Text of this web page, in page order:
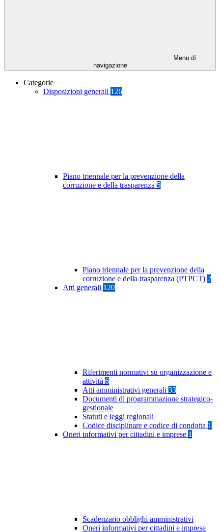
Menu di
navigazione
Categorie
Disposizioni generali 126
Piano triennale per la prevenzione della
corruzione e della trasparenza 5
Piano triennale per la prevenzione della
corruzione e della trasparenza (PTPCT) 2
Atti generali 120
Riferimenti normativi su organizzazione e
attività 6
Atti amministrativi generali 33
Documenti di programmazione strategico-
gestionale
Statuti e leggi regionali
Codice disciplinare e codice di condotta 1
Oneri informativi per cittadini e imprese 1
Scadenzario obblighi amministrativi
Oneri informativi per cittadini e imprese